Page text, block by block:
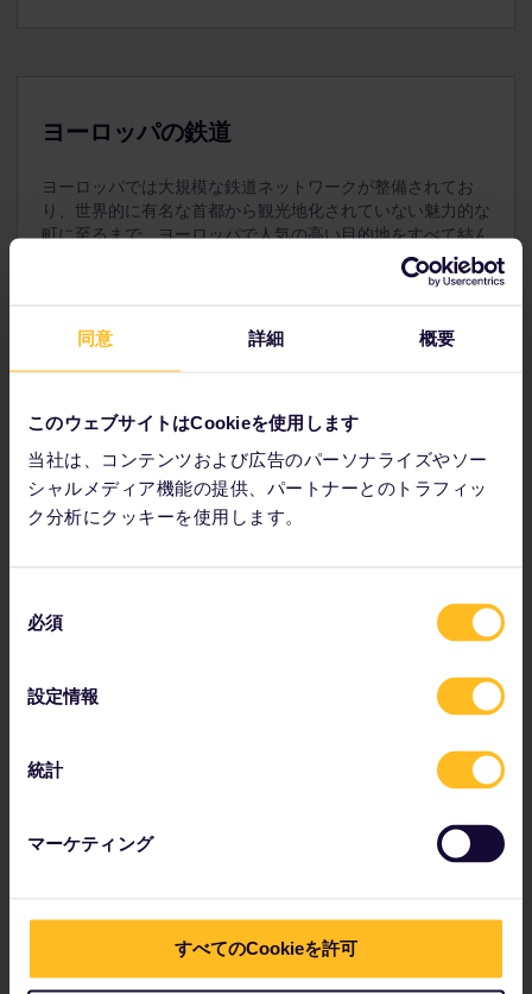
同意 詳細 概要
このウェブサイトはCookieを使用します
当社は、コンテンツおよび広告のパーソナライズやソー
シャルメディア機能の提供、パートナーとのトラフィッ
ク分析にクッキーを使用します。
必須
設定情報
統計
マーケティング
すべてのCookieを許可
12歳未満の子供は同伴する大人と同じクラスで旅行で
お支払いの前に、大人用パス、ユースパス、または
シニアパスのご注文に忘れずに小児用パスを追加し
けます。
ヨーロッパの鉄道
ヨーロッパでは大規模な鉄道ネットワークが整備されてお
り、世界的に有名な首都から観光地化されていない魅力的な
町に至るまで、ヨーロッパで人気の高い目的地をすべて結ん
でいます。計画に合った種類の鉄道を選び、ご希望の場所へ
ヨーロッパの鉄道に関する情報
旅行の計画